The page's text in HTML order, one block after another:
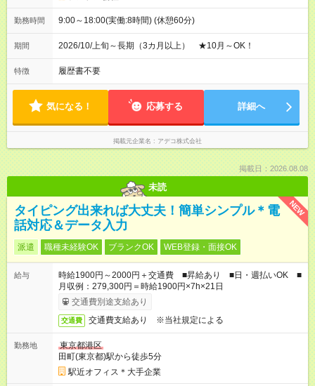
勤務時間 9:00～18:00(実働:8時間) (休憩60分)
期間 2026/10/上旬～長期（3カ月以上） ★10月～OK！
特徴 履歴書不要
気になる！ 応募する 詳細へ
掲載元企業名 アデコ株式会社
掲載日：2026.08.08
未読
NEW
タイピング出来れば大丈夫！簡単シンプル＊電
話対応＆データ入力
派遣 職種未経験OK ブランクOK WEB登録・面接OK
給与
時給1900円～2000円＋交通費 ■昇給あり ■日・週払いOK ■
月収例：279,300円＝時給1900円×7h×21日
交通費別途支給あり
交通費 交通費支給あり ※当社規定による
勤務地
東京都港区
田町(東京都)駅から徒歩5分
駅近オフィス＊大手企業